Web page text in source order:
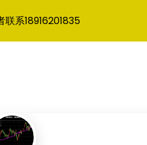
系18916201835